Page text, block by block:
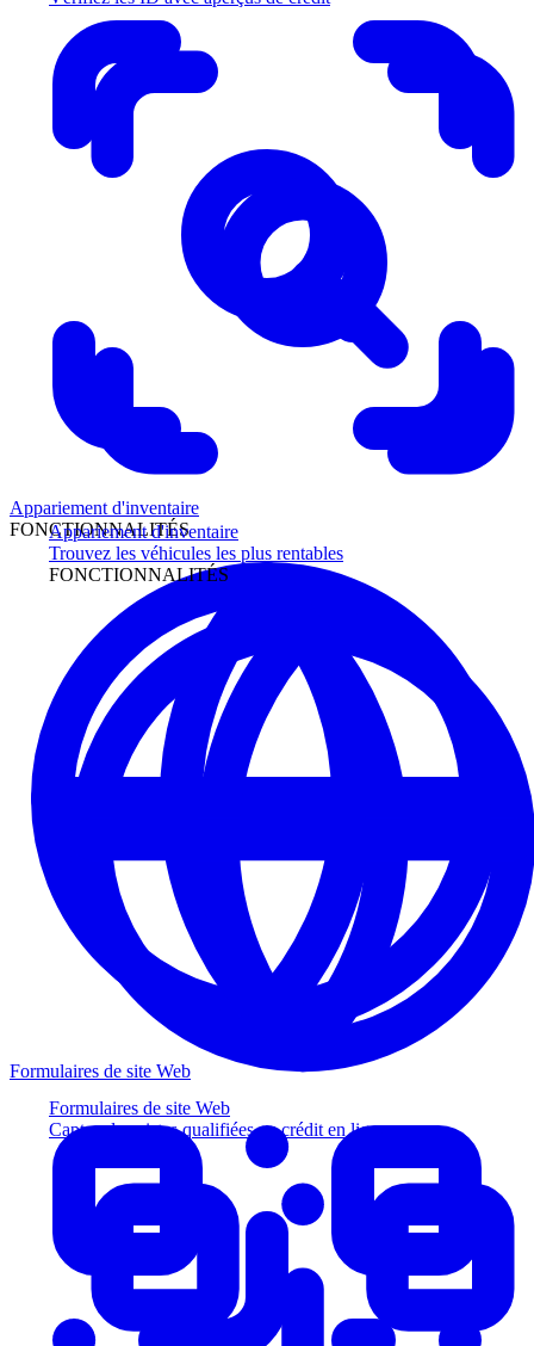
Appariement d'inventaire
Trouvez les véhicules les plus rentables
FONCTIONNALITÉS
Formulaires de site Web
Captez des pistes qualifiées au crédit en ligne
Appariement d'inventaire
FONCTIONNALITÉS
Formulaires de site Web